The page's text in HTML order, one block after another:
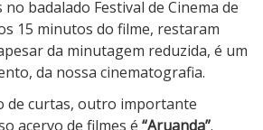
badalado Festival de Cinema de
15 minutos do filme, restaram
da minutagem reduzida, é um
da nossa cinematografia.
de curtas, outro importante
acervo de filmes é “Aruanda”.